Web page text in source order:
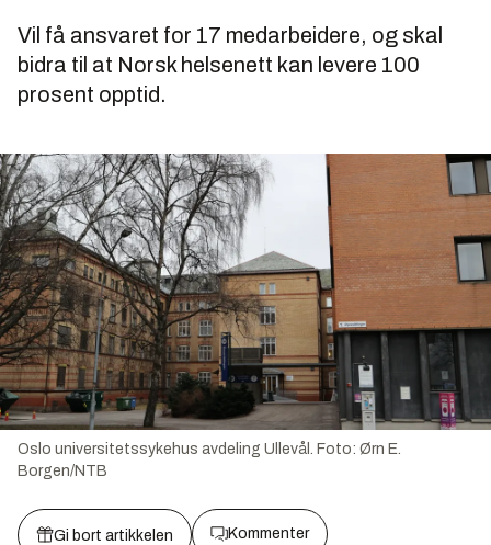
Vil få ansvaret for 17 medarbeidere, og skal
bidra til at Norsk helsenett kan levere 100
prosent opptid.
Oslo universitetssykehus avdeling Ullevål. Foto: Ørn E.
Borgen/NTB
Gi bort artikkelen Kommenter